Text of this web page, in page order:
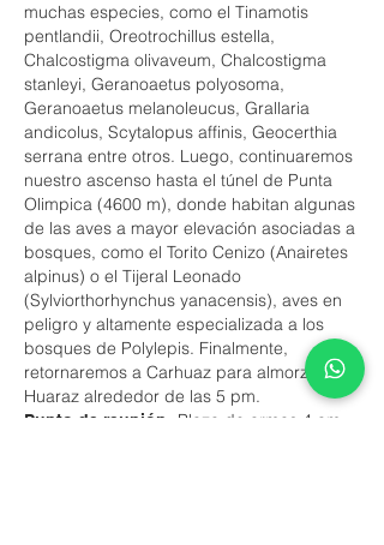
muchas especies, como el Tinamotis
pentlandii, Oreotrochillus estella,
Chalcostigma olivaveum, Chalcostigma
stanleyi, Geranoaetus polyosoma,
Geranoaetus melanoleucus, Grallaria
andicolus, Scytalopus affinis, Geocerthia
serrana entre otros. Luego, continuaremos
nuestro ascenso hasta el túnel de Punta
Olimpica (4600 m), donde habitan algunas
de las aves a mayor elevación asociadas a
bosques, como el Torito Cenizo (Anairetes
alpinus) o el Tijeral Leonado
(Sylviorthorhynchus yanacensis), aves en
peligro y altamente especializada a los
bosques de Polylepis. Finalmente,
retornaremos a Carhuaz para almorzar y a
Huaraz alrededor de las 5 pm.
Punto de reunión: Plaza de armas 4 am